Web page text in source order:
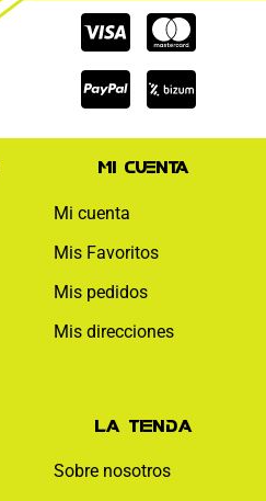
Cc-
visa
Cc-
Cc-
paypal
Mi cuenta
Mi cuenta
Mis Favoritos
Mis pedidos
Mis direcciones
La tienda
Sobre nosotros